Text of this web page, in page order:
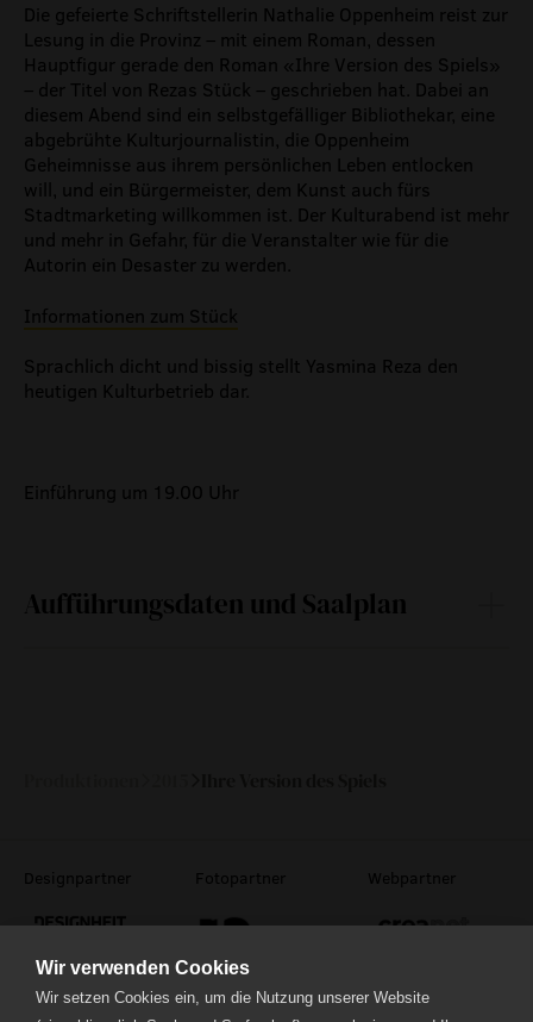
Wir verwenden Cookies
Wir setzen Cookies ein, um die Nutzung unserer Website
Die gefeierte Schriftstellerin Nathalie Oppenheim reist zur
Lesung in die Provinz – mit einem Roman, dessen
Hauptfigur gerade den Roman «Ihre Version des Spiels»
– der Titel von Rezas Stück – geschrieben hat. Dabei an
diesem Abend sind ein selbstgefälliger Bibliothekar, eine
abgebrühte Kulturjournalistin, die Oppenheim
Geheimnisse aus ihrem persönlichen Leben entlocken
will, und ein Bürgermeister, dem Kunst auch fürs
Stadtmarketing willkommen ist. Der Kulturabend ist mehr
und mehr in Gefahr, für die Veranstalter wie für die
Autorin ein Desaster zu werden.
Informationen zum Stück
Sprachlich dicht und bissig stellt Yasmina Reza den
heutigen Kulturbetrieb dar.
Einführung um 19.00 Uhr
Aufführungsdaten und Saalplan
Designpartner Fotopartner Webpartner